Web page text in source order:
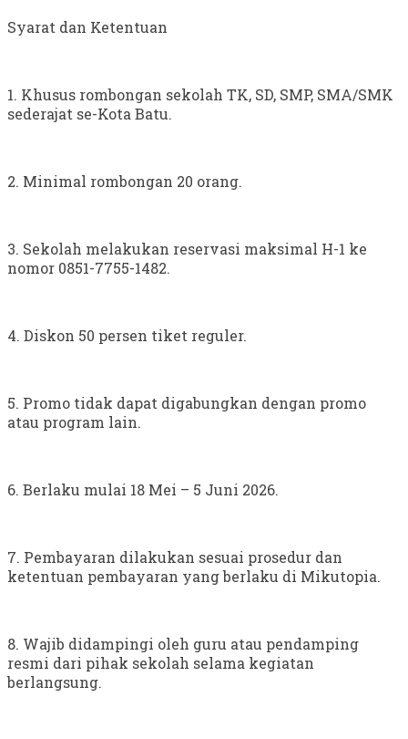
Syarat dan Ketentuan
1. Khusus rombongan sekolah TK, SD, SMP, SMA/SMK
sederajat se-Kota Batu.
2. Minimal rombongan 20 orang.
3. Sekolah melakukan reservasi maksimal H-1 ke
nomor 0851-7755-1482.
4. Diskon 50 persen tiket reguler.
5. Promo tidak dapat digabungkan dengan promo
atau program lain.
6. Berlaku mulai 18 Mei – 5 Juni 2026.
7. Pembayaran dilakukan sesuai prosedur dan
ketentuan pembayaran yang berlaku di Mikutopia.
8. Wajib didampingi oleh guru atau pendamping
resmi dari pihak sekolah selama kegiatan
berlangsung.